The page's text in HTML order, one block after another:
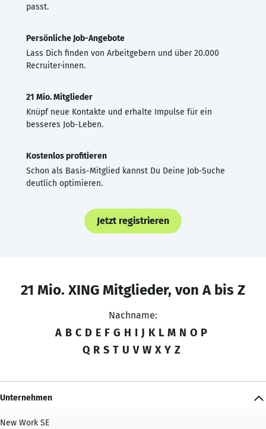
passt.
Persönliche Job-Angebote
Lass Dich finden von Arbeitgebern und über 20.000
Recruiter·innen.
21 Mio. Mitglieder
Knüpf neue Kontakte und erhalte Impulse für ein
besseres Job-Leben.
Kostenlos profitieren
Schon als Basis-Mitglied kannst Du Deine Job-Suche
deutlich optimieren.
Jetzt registrieren
21 Mio. XING Mitglieder, von A bis Z
Nachname:
A B C D E F G H I J K L M N O P
Q R S T U V W X Y Z
Unternehmen
New Work SE